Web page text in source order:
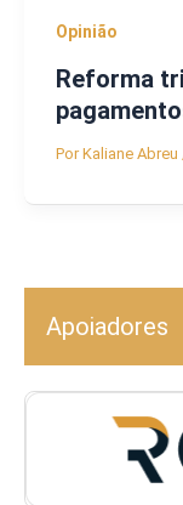
Opinião
Reforma
PorKaliane Abreu
Apoiadores